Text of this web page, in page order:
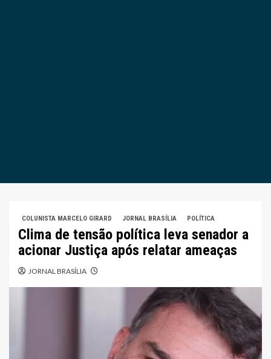
COLUNISTA MARCELO GIRARD JORNAL BRASÍLIA POLÍTICA
Clima de tensão política leva senador a
acionar Justiça após relatar ameaças
JORNAL BRASÍLIA